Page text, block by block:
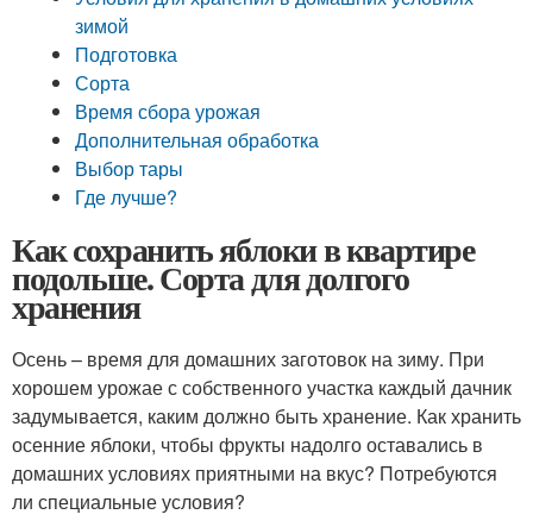
зимой
Подготовка
Сорта
Время сбора урожая
Дополнительная обработка
Выбор тары
Где лучше?
Как сохранить яблоки в квартире
подольше. Сорта для долгого
хранения
Осень – время для домашних заготовок на зиму. При
хорошем урожае с собственного участка каждый дачник
задумывается, каким должно быть хранение. Как хранить
осенние яблоки, чтобы фрукты надолго оставались в
домашних условиях приятными на вкус? Потребуются
ли специальные условия?